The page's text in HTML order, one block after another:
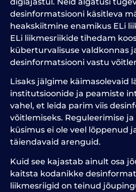
desinformatsiooni käsitleva
heakskiitmine enamikus ELi
ELi liikmesriikide tihedam
küberturvalisuse valdkonnas
desinformatsiooni vastu
Lisaks jälgime käimasolevaid
institutsioonide ja peamiste
vahel, et leida parim viis
võitlemiseks. Reguleerimise
küsimus ei ole veel lõppenud
täiendavaid arenguid.
Kuid see kajastab ainult osa
kaitsta kodanikke
liikmesriigid on teinud